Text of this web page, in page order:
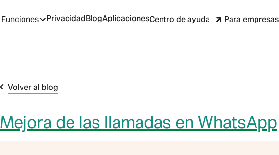
Funciones PrivacidadBlogAplicacionesCentro de ayuda Para empresas
Volver al blog
Mejora de las llamadas en WhatsApp